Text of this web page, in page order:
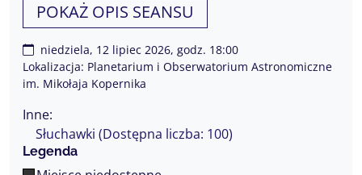
MENU ROZWIJANE
MENU ROZWIJANE
POKAŻ OPIS SEANSU
niedziela, 12 lipiec 2026, godz. 18:00
Lokalizacja: Planetarium i Obserwatorium Astronomiczne
im. Mikołaja Kopernika
Inne:
Słuchawki (Dostępna liczba: 100)
Legenda